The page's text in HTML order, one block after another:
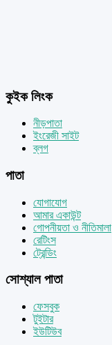
কুইক লিংক
নীড়পাতা
ইংরেজী সাইট
ব্লগ
পাতা
যোগাযোগ
আমার একাউন্ট
গোপনীয়তা ও নীতিমালা
রেটিংস
ট্রেন্ডিং
সোশ্যাল পাতা
ফেসবুক
টুইটার
ইউটিউব